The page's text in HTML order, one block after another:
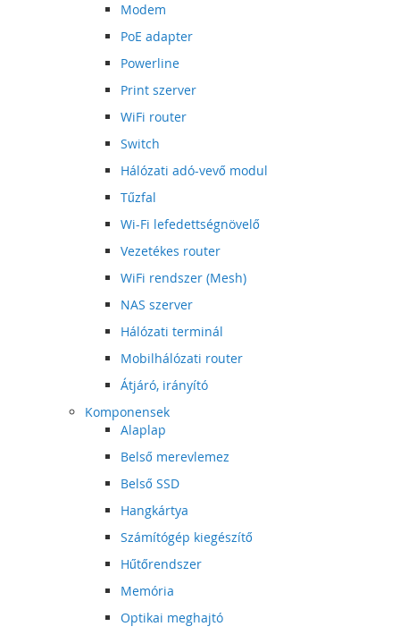
Modem
PoE adapter
Powerline
Print szerver
WiFi router
Switch
Hálózati adó-vevő modul
Tűzfal
Wi-Fi lefedettségnövelő
Vezetékes router
WiFi rendszer (Mesh)
NAS szerver
Hálózati terminál
Mobilhálózati router
Átjáró, irányító
Komponensek
Alaplap
Belső merevlemez
Belső SSD
Hangkártya
Számítógép kiegészítő
Hűtőrendszer
Memória
Optikai meghajtó